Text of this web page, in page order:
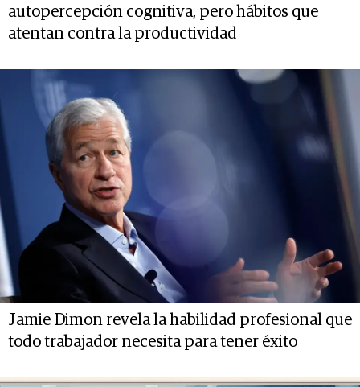
autopercepción cognitiva, pero hábitos que
atentan contra la productividad
Jamie Dimon revela la habilidad profesional que
todo trabajador necesita para tener éxito